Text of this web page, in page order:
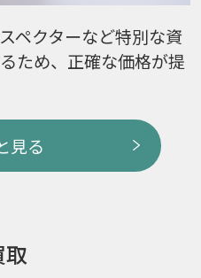
ペクターなど特別な資
ため、正確な価格が提
見る